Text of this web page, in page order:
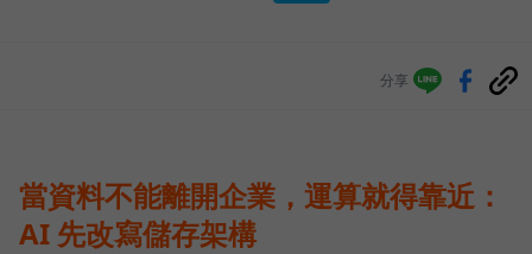
分享
當資料不能離開企業，運算就得靠近：
AI 先改寫儲存架構